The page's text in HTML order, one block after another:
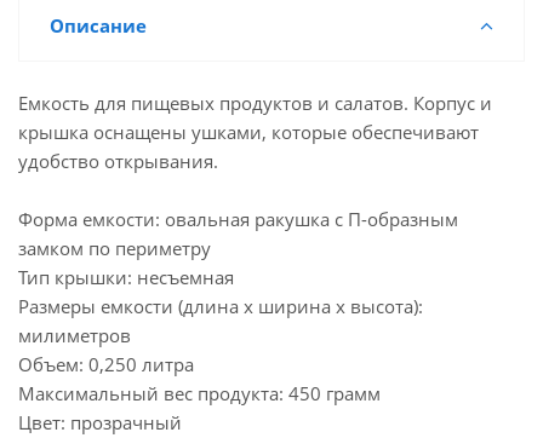
Описание
Емкость для пищевых продуктов и салатов. Корпус и
крышка оснащены ушками, которые обеспечивают
удобство открывания.
Форма емкости: овальная ракушка с П-образным
замком по периметру
Тип крышки: несъемная
Размеры емкости (длина х ширина х высота):
милиметров
Объем: 0,250 литра
Максимальный вес продукта: 450 грамм
Цвет: прозрачный